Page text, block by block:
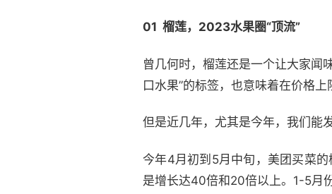
01 榴莲，2023水果圈“顶流”
曾几何时，榴莲还是一个让大家闻
口水果”的标签，也意味着在价格上
但是近几年，尤其是今年，我们能
今年4月初到5月中旬，美团买菜
是增长达40倍和20倍以上。1-5月